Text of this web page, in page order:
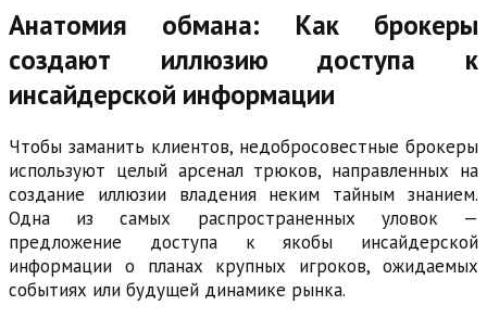
Анатомия обмана: Как брокеры
создают иллюзию доступа к
инсайдерской информации
Чтобы заманить клиентов, недобросовестные брокеры
используют целый арсенал трюков, направленных на
создание иллюзии владения неким тайным знанием.
Одна из самых распространенных уловок —
предложение доступа к якобы инсайдерской
информации о планах крупных игроков, ожидаемых
событиях или будущей динамике рынка.